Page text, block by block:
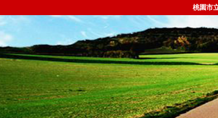
桃園市